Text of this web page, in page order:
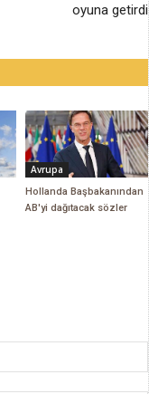
oyuna getirdi
Avrupa
Hollanda Başbakanından
AB'yi dağıtacak sözler